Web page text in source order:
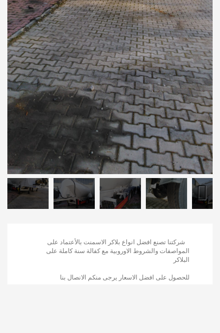
تصنع افضل انواع بلاكر الاسمنت بالأعتماد على
والشروط الاوروبية مع كفالة سنة كاملة على
على افضل الاسعار يرجى منكم الانصال بنا